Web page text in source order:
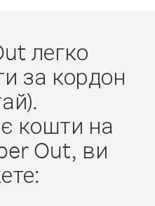
легко
за кордон
кошти на
Out, ви